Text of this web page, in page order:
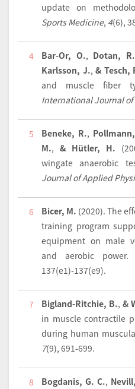
update on
Sports Medicine, 4(6),
4 Bar-Or, O., Dotan, R.
Karlsson, J.,& Tesch,
and muscle fiber
International Journal
5 Beneke, R.,
M., & Hütler, H.
wingate anaerobic
Journal of Applied
6 Bicer, M. (2020). The
training program
equipment on male
and aerobic power.
137(e1)-137(e9).
7 Bigland-Ritchie, B., &
in muscle contractile
during human
7(9), 691-699.
8 Bogdanis, G. C.,